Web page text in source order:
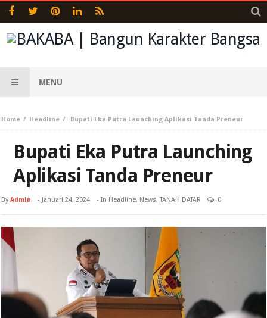
MENU
Home Headline Bupati Eka Putra Launching Aplikasi Tanda Preneur
Bupati Eka Putra Launching
Aplikasi Tanda Preneur
ByAdmin - Januari 24, 2024 - In Headline, News,TANAH DATAR 0